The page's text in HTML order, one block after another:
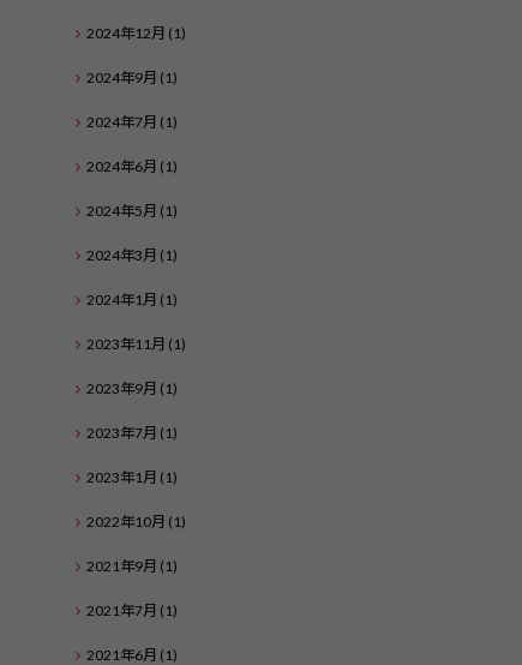
2024年12月 (1)
2024年9月 (1)
2024年7月 (1)
2024年6月 (1)
2024年5月 (1)
2024年3月 (1)
2024年1月 (1)
2023年11月 (1)
2023年9月 (1)
2023年7月 (1)
2023年1月 (1)
2022年10月 (1)
2021年9月 (1)
2021年7月 (1)
2021年6月 (1)